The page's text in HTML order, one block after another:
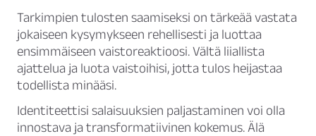
Tarkimpien tulosten saamiseksi on tärkeää vastata
jokaiseen kysymykseen rehellisesti ja luottaa
ensimmäiseen vaistoreaktioosi. Vältä liiallista
ajattelua ja luota vaistoihisi, jotta tulos heijastaa
todellista minääsi.
Identiteettisi salaisuuksien paljastaminen voi olla
innostava ja transformatiivinen kokemus. Älä